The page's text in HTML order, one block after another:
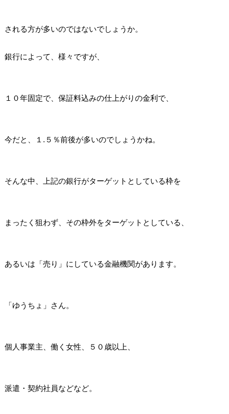
される方が多いのではないでしょうか。
銀行によって、様々ですが、
１０年固定で、保証料込みの仕上がりの金利で、
今だと、１.５％前後が多いのでしょうかね。
そんな中、上記の銀行がターゲットとしている枠を
まったく狙わず、その枠外をターゲットとしている、
あるいは「売り」にしている金融機関があります。
「ゆうちょ」さん。
個人事業主、働く女性、５０歳以上、
派遣・契約社員などなど。